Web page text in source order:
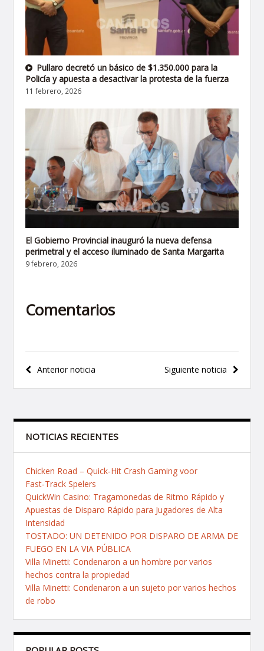
Pullaro decretó un básico de $1.350.000 para la
Policía y apuesta a desactivar la protesta de la fuerza
11 febrero, 2026
El Gobierno Provincial inauguró la nueva defensa
perimetral y el acceso iluminado de Santa Margarita
9 febrero, 2026
Comentarios
Navegación
de
Siguiente noticia
Anterior noticia
NOTICIAS RECIENTES
Chicken Road – Quick‑Hit Crash Gaming voor
Fast‑Track Spelers
QuickWin Casino: Tragamonedas de Ritmo Rápido y
Apuestas de Disparo Rápido para Jugadores de Alta
Intensidad
TOSTADO: UN DETENIDO POR DISPARO DE ARMA DE
FUEGO EN LA VIA PÚBLICA
Villa Minetti: Condenaron a un hombre por varios
hechos contra la propiedad
Villa Minetti: Condenaron a un sujeto por varios hechos
de robo